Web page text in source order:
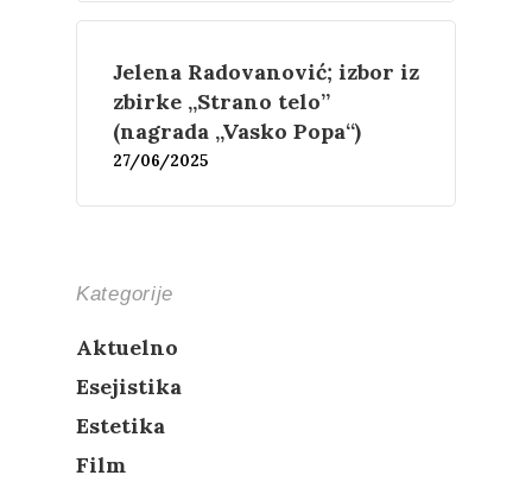
Jelena Radovanović; izbor iz
zbirke „Strano telo”
(nagrada „Vasko Popa“)
27/06/2025
Kategorije
Aktuelno
Esejistika
Estetika
Film